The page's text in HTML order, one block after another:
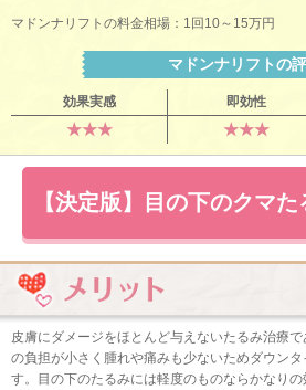
マドンナリフトの料金相場：1回10～15万円
マドンナリフトの
効果実感 即効性
★★★ ★★★
【決定版】目の下のクマ
皮膚にダメージをほとんど与えないたるみ治療
の負担が小さく腫れや痛みも少ないためダウン
す。目の下のたるみには軽度のものならかなり